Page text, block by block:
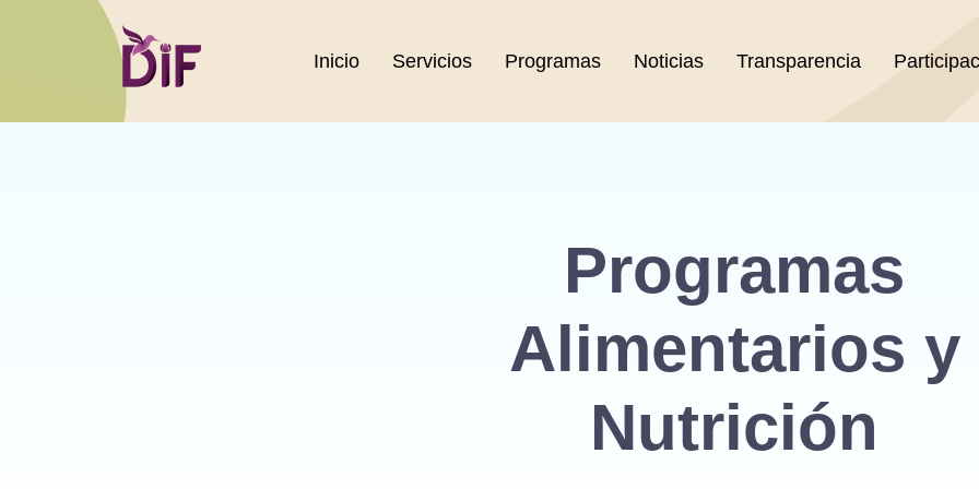
Inicio Servicios Programas Noticias Transparencia
Programas
Alimentarios y
Nutrición